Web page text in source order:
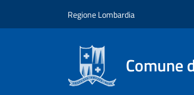
Regione Lombardia
Comune